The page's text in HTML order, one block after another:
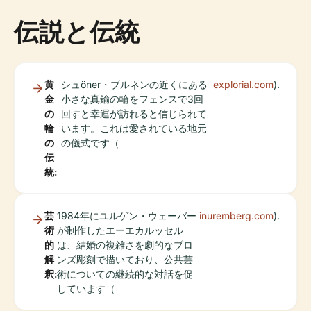
伝説と伝統
黄
金
の
輪
の
伝
統:
シュöner・ブルネンの近くにある
小さな真鍮の輪をフェンスで3回
回すと幸運が訪れると信じられて
います。これは愛されている地元
の儀式です（
explorial.com).
芸
術
的
解
釈:
1984年にユルゲン・ウェーバー
が制作したエーエカルッセル
は、結婚の複雑さを劇的なブロ
ンズ彫刻で描いており、公共芸
術についての継続的な対話を促
しています（
inuremberg.com).